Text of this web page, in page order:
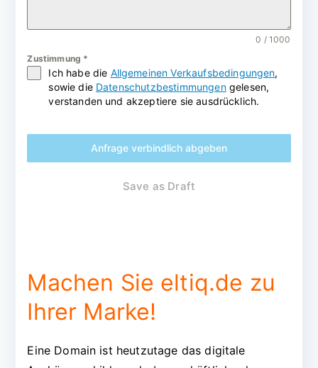
0 / 1000
Zustimmung *
Ich habe die Allgemeinen Verkaufsbedingungen,
sowie die Datenschutzbestimmungengelesen,
verstanden und akzeptiere sie ausdrücklich.
Anfrage verbindlich abgeben
Save as Draft
Machen Sie eltiq.de zu
Ihrer Marke!
Eine Domain ist heutzutage das digitale